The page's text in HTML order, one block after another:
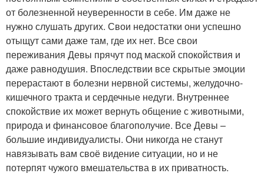
от болезненной неуверенности в себе. Им даже не
нужно слушать других. Свои недостатки они успешно
отыщут сами даже там, где их нет. Все свои
переживания Девы прячут под маской спокойствия и
даже равнодушия. Впоследствии все скрытые эмоции
перерастают в болезни нервной системы, желудочно-
кишечного тракта и сердечные недуги. Внутреннее
спокойствие их может вернуть общение с животными,
природа и финансовое благополучие. Все Девы –
большие индивидуалисты. Они никогда не станут
навязывать вам своё видение ситуации, но и не
потерпят чужого вмешательства в их приватность.